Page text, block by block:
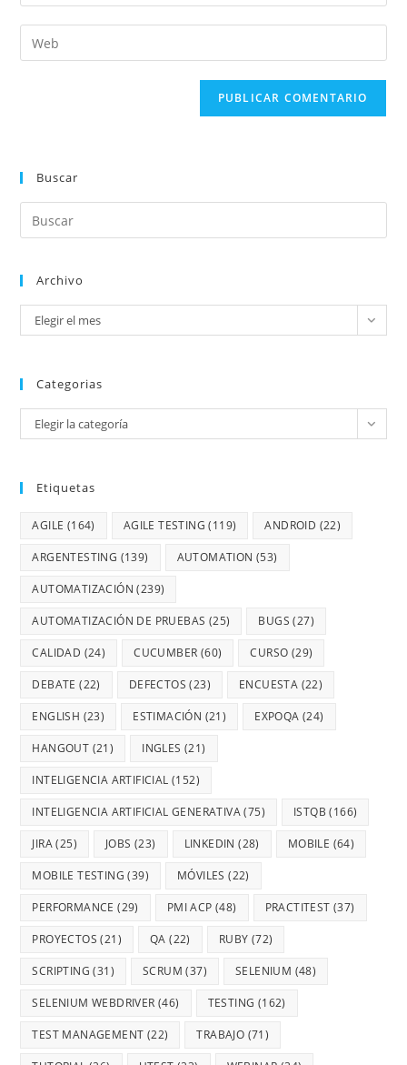
Buscar
Archivo
Elegir el mes
Categorias
Elegir la categoría
Etiquetas
AGILE (164) AGILE TESTING (119) ANDROID (22)
ARGENTESTING (139) AUTOMATION (53)
AUTOMATIZACIÓN (239)
AUTOMATIZACIÓN DE PRUEBAS (25) BUGS (27)
CALIDAD (24) CUCUMBER (60) CURSO (29)
DEBATE (22) DEFECTOS (23) ENCUESTA (22)
ENGLISH (23) ESTIMACIÓN (21) EXPOQA (24)
HANGOUT (21) INGLES (21)
INTELIGENCIA ARTIFICIAL (152)
INTELIGENCIA ARTIFICIAL GENERATIVA(75) ISTQB (166)
JIRA(25) JOBS (23) LINKEDIN (28) MOBILE (64)
MOBILE TESTING (39) MÓVILES (22)
PERFORMANCE (29) PMI ACP (48) PRACTITEST (37)
PROYECTOS (21) QA (22) RUBY (72)
SCRIPTING (31) SCRUM (37) SELENIUM (48)
SELENIUM WEBDRIVER (46) TESTING (162)
TEST MANAGEMENT (22) TRABAJO (71)